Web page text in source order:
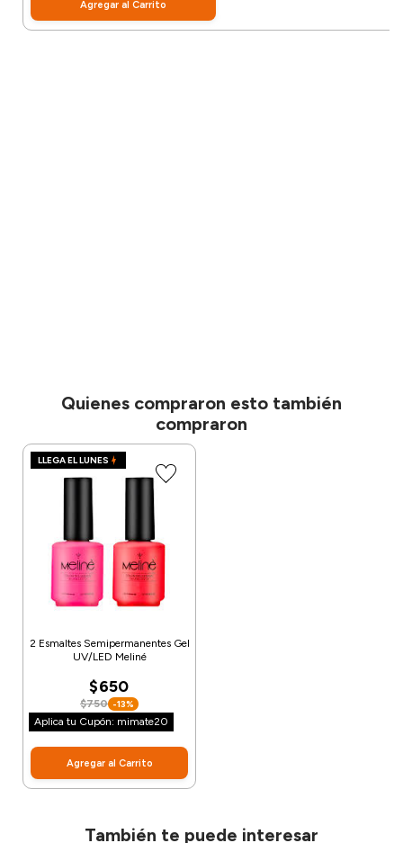
Agregar al Carrito
Quienes compraron esto también
compraron
LLEGA EL LUNES
2 Esmaltes Semipermanentes Gel
UV/LED Meliné
$650
$750 -13%
Aplica tu Cupón: mimate20
Agregar al Carrito
También te puede interesar